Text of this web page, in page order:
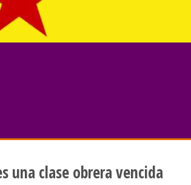
una clase obrera vencida